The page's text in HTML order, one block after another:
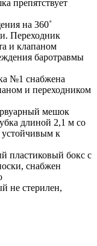
препятствует
на 360˚
Переходник
и клапаном
баротравмы
№1 снабжена
и переходником
мешок
длиной 2,1 м со
устойчивым к
пластиковый бокс с
снабжен
не стерилен,